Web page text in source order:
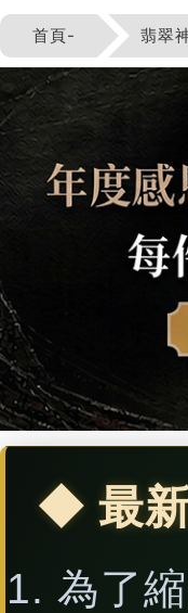
首頁- 翡翠
◆ 最新
為了